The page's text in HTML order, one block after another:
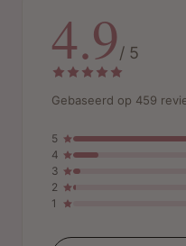
4.9/ 5
Gebaseerd op 459
5
4
3
2
1